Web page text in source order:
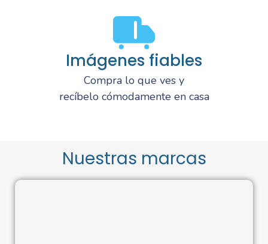
Imágenes fiables
Compra lo que ves y
recíbelo cómodamente en casa
Nuestras marcas